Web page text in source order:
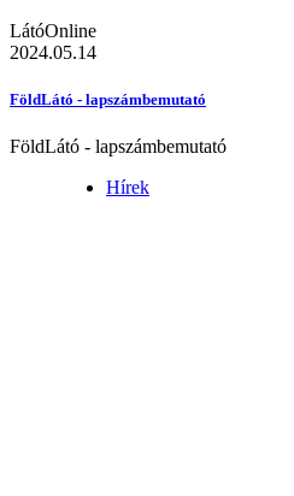
LátóOnline
2024.05.14
FöldLátó - lapszámbemutató
FöldLátó - lapszámbemutató
Hírek